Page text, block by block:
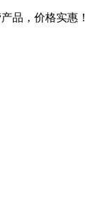
品，价格实惠！